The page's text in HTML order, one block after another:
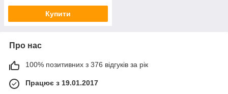
Купити
Про нас
100% позитивних з 376 відгуків за рік
Працює з 19.01.2017